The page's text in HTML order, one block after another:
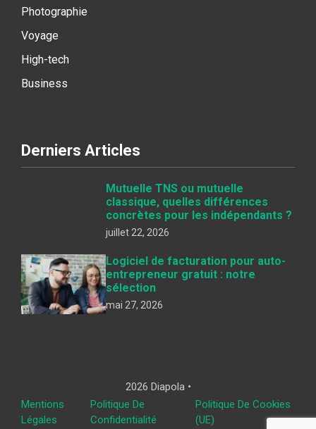
Photographie
Voyage
High-tech
Business
Derniers Articles
Mutuelle TNS ou mutuelle
classique, quelles différences
concrètes pour les indépendants ?
juillet 22, 2026
Logiciel de facturation pour auto-
entrepreneur gratuit : notre
sélection
mai 27, 2026
2026 Diapola •
Mentions
Légales
Politique De
Confidentialité
Politique De Cookies
(UE)